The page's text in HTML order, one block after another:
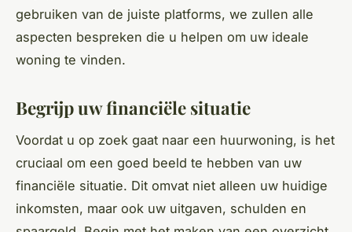
gebruiken van de juiste platforms, we zullen alle
aspecten bespreken die u helpen om uw ideale
woning te vinden.
Begrijp uw financiële situatie
Voordat u op zoek gaat naar een huurwoning, is het
cruciaal om een goed beeld te hebben van uw
financiële situatie. Dit omvat niet alleen uw huidige
inkomsten, maar ook uw uitgaven, schulden en